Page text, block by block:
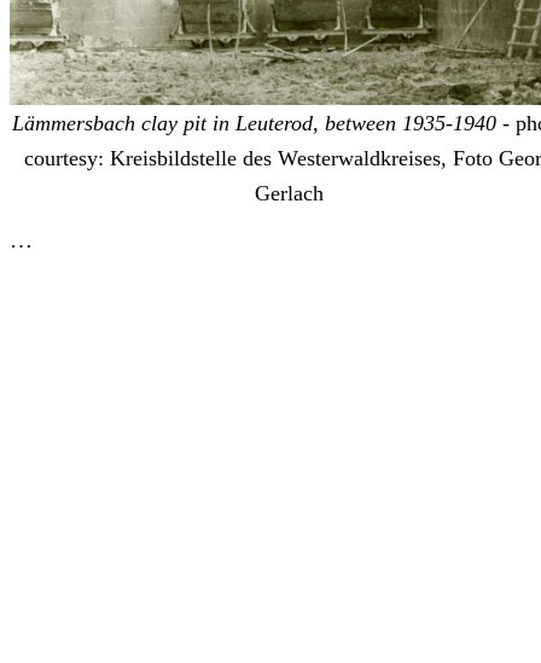
Lämmersbach clay pit in Leuterod, between 1935-1940 -
courtesy: Kreisbildstelle des Westerwaldkreises, Foto
Gerlach
…